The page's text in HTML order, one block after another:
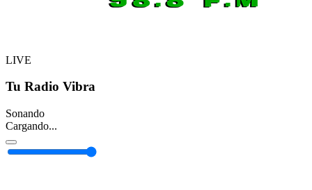
LIVE
Tu Radio Vibra
Sonando
Cargando...